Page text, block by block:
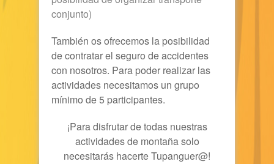
conjunto)
También os ofrecemos la posibilidad
de contratar el seguro de accidentes
con nosotros. Para poder realizar las
actividades necesitamos un grupo
mínimo de 5 participantes.
¡Para disfrutar de todas nuestras
actividades de montaña solo
necesitarás hacerte Tupanguer@!